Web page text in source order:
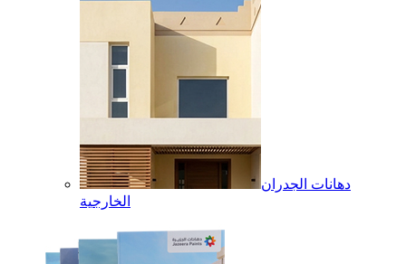
دهانات الجدران
الخارجية